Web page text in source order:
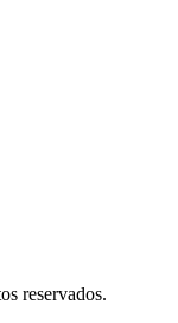
reservados.